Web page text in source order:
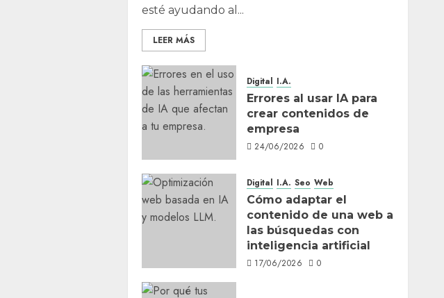
esté ayudando al...
LEER MÁS
Digital I.A.
Errores al usar IA para
crear contenidos de
empresa
24/06/2026 0
Digital I.A. Seo Web
Cómo adaptar el
contenido de una web a
las búsquedas con
inteligencia artificial
17/06/2026 0